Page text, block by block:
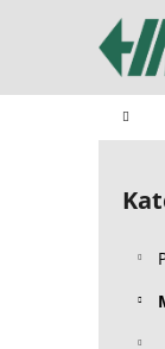
B
í
Späť
do
Späť
do